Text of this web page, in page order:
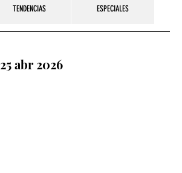
TENDENCIAS ESPECIALES
25 abr 2026